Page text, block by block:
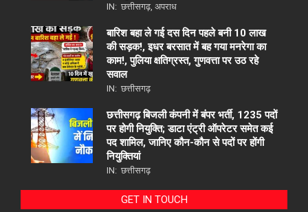
IN: छत्तीसगढ़ अपराध
बारिश बहा ले गई दस दिन पहले बनी 10 लाख
की सड़क!, इधर बरसात में बह गया मनरेगा का
काम!, पुलिया क्षतिग्रस्त, गुणवत्ता पर उठ रहे
सवाल
IN: छत्तीसगढ़
छत्तीसगढ़ बिजली कंपनी में बंपर भर्ती, 1235 पदों
पर होगी नियुक्ति; डाटा एंट्री ऑपरेटर समेत कई
पद शामिल, जानिए कौन-कौन से पदों पर होंगी
नियुक्तियां
IN: छत्तीसगढ़
GET IN TOUCH